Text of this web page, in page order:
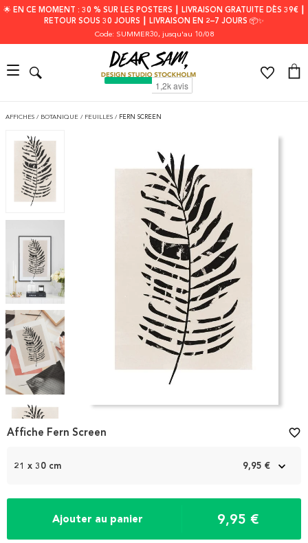
🌟 EN CE MOMENT : 30 % SUR LES POSTERS ┃ LIVRAISON GRATUITE DÈS 39€ ┃
RETOUR SOUS 30 JOURS ┃ LIVRAISON EN 2–7 JOURS 📦✨
Code: SUMMER30, jusqu'au 10/08
AFFICHES / BOTANIQUE / FEUILLES / FERN SCREEN
1
21 x 30 cm 9,95 €
Ajouter au panier 9,95 €
Affiche Fern Screen favorite_border